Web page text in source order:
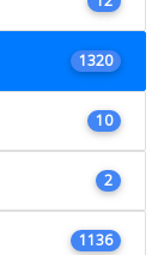
1320
10
2
1136